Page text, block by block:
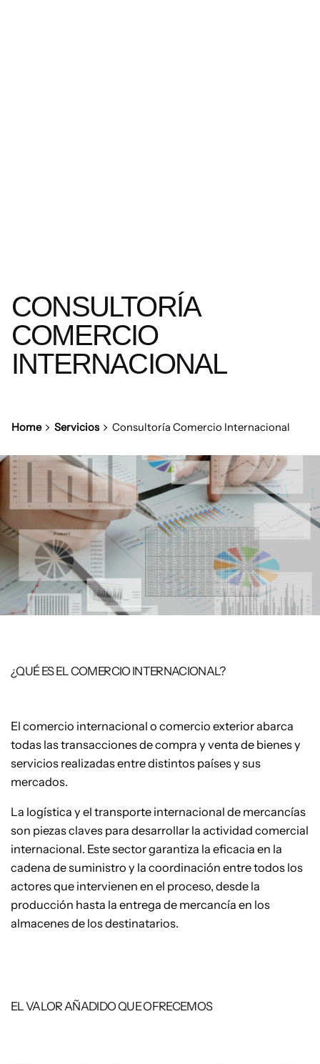
CONSULTORÍA
COMERCIO
INTERNACIONAL
Home Servicios Consultoría Comercio Internacional
¿QUÉ ES EL COMERCIO INTERNACIONAL?
El comercio internacional o comercio exterior abarca
todas las transacciones de compra y venta de bienes y
servicios realizadas entre distintos países y sus
mercados.
La logística y el transporte internacional de mercancías
son piezas claves para desarrollar la actividad comercial
internacional. Este sector garantiza la eficacia en la
cadena de suministro y la coordinación entre todos los
actores que intervienen en el proceso, desde la
producción hasta la entrega de mercancía en los
almacenes de los destinatarios.
EL VALOR AÑADIDO QUE OFRECEMOS